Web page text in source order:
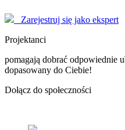
Zarejestruj się jako ekspert
Projektanci
pomagają dobrać odpowiednie
dopasowany do Ciebie!
Dołącz do społeczności